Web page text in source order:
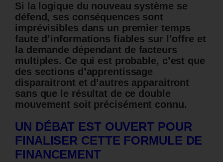
Si la logique du nouveau système se
défend, ses conséquences sont
imprévisibles dans un premier temps
faute d’informations fiables sur l’offre et
la demande dépendant de facteurs
multiples. Ce qui est probable, c’est que
des sections d’apprentissage
disparaitront et d’autres apparaitront
sans que le résultat de ce double
mouvement soit précisément connu.
UN DÉBAT EST OUVERT POUR
FINALISER CETTE FORMULE DE
FINANCEMENT